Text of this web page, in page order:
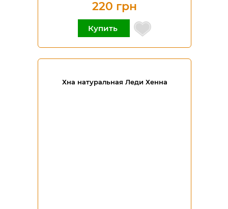
220 грн
Купить
Хна натуральная Леди Хенна